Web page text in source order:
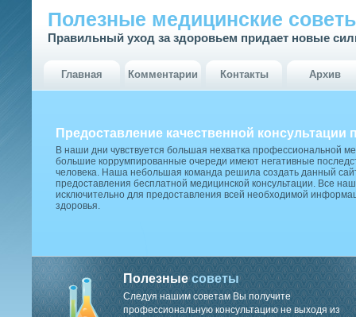
Полезные медицинские
Правильный уход за здоровьем придает новые
Главная Комментарии Контакты Архив
Предоставление качественной консультации
В наши дни чувствуется большая нехватка профессиональной
большие коррумпированные очереди имеют негативные
человека. Наша небольшая команда решила создать данный
предоставления бесплатной медицинской консультации. Все
исключительно для предоставления всей необходимой
здоровья.
Полезныесоветы
Следуя нашим советам Вы получите
профессиональную консультацию не выходя из